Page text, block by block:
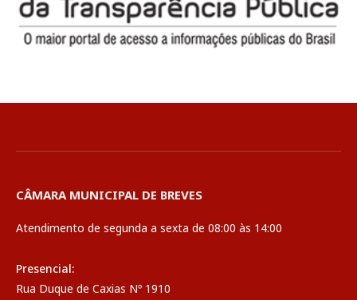
CÂMARA MUNICIPAL DE BREVES
Atendimento de segunda a sexta de 08:00 às 14:00
Presencial:
Rua Duque de Caxias Nº 1910